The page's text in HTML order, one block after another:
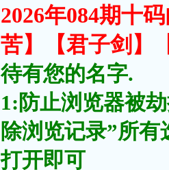
2026年084期十
苦】【君子剑】
待有您的名字.
1:防止浏览器被
除浏览记录”所
打开即可